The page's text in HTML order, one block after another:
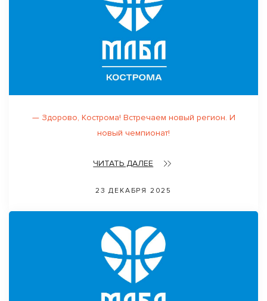
— Здорово, Кострoма! Встречаем новый регион. И
новый чемпионат!
ЧИТАТЬ ДАЛЕЕ
23 ДЕКАБРЯ 2025